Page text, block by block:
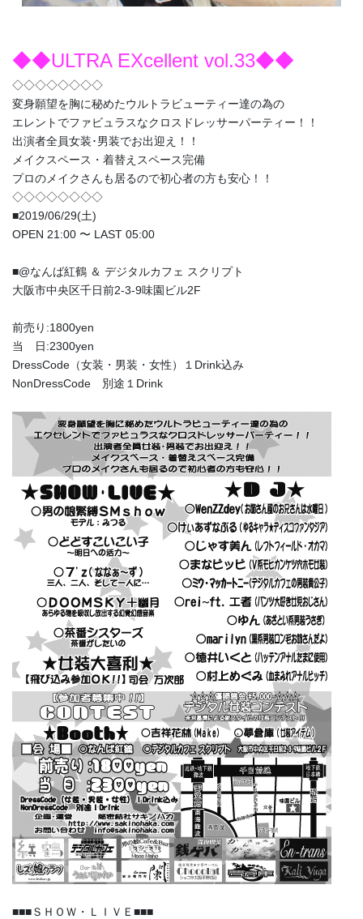
◆◆ULTRA EXcellent vol.33◆◆
◇◇◇◇◇◇◇◇
変身願望を胸に秘めたウルトラビューティー達の為の
エレントでファビュラスなクロスドレッサーパーティー！！
出演者全員女装･男装でお出迎え！！
メイクスペース・着替えスペース完備
プロのメイクさんも居るので初心者の方も安心！！
◇◇◇◇◇◇◇◇
■2019/06/29(土)
OPEN 21:00 〜 LAST 05:00
■@なんば紅鶴 ＆ デジタルカフェ スクリプト
大阪市中央区千日前2-3-9味園ビル2F
前売り:1800yen
当 日:2300yen
DressCode（女装・男装・女性）１Drink込み
NonDressCode 別途１Drink
■■■ＳＨＯＷ・ＬＩＶＥ■■■